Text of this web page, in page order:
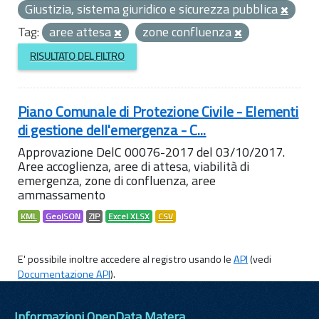
Giustizia, sistema giuridico e sicurezza pubblica
Tag: aree attesa zone confluenza
RISULTATO DEL FILTRO
Piano Comunale di Protezione Civile - Elementi
di gestione dell'emergenza - C...
Approvazione DelC 00076-2017 del 03/10/2017.
Aree accoglienza, aree di attesa, viabilità di
emergenza, zone di confluenza, aree
ammassamento
KML GeoJSON ZIP Excel XLSX CSV
E' possibile inoltre accedere al registro usando leAPI(vedi
Documentazione API).